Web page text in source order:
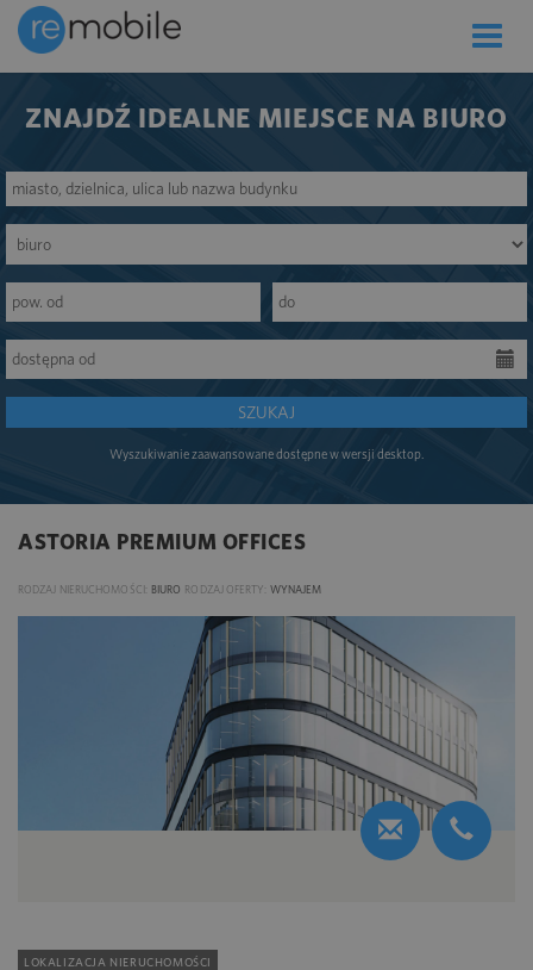
Toggle
ZNAJDŹ IDEALNE MIEJSCE NA BIURO
SZUKAJ
Wyszukiwanie zaawansowane dostępne w wersji desktop.
ASTORIA PREMIUM OFFICES
RODZAJ NIERUCHOMOŚCI: BIURO RODZAJ OFERTY: WYNAJEM
LOKALIZACJA NIERUCHOMOŚCI